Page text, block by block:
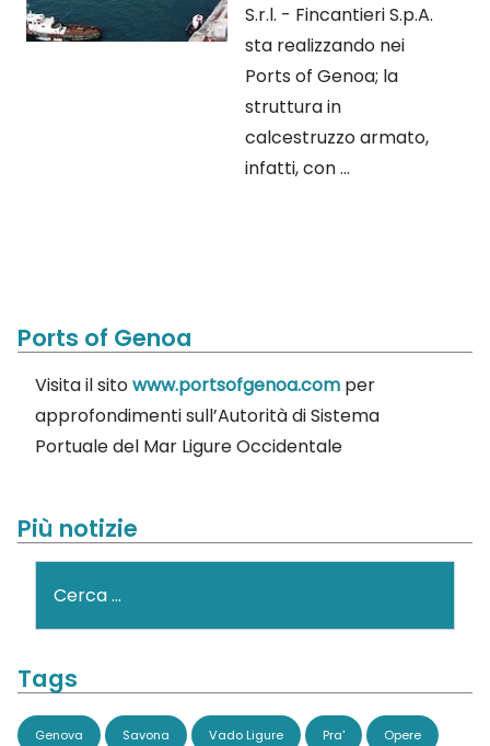
S.r.l. - Fincantieri S.p.A.
sta realizzando nei
Ports of Genoa; la
struttura in
calcestruzzo armato,
infatti, con ...
Ports of Genoa
Visita il sitowww.portsofgenoa.com per
approfondimenti sull’Autorità di Sistema
Portuale del Mar Ligure Occidentale
Più notizie
Tags
Genova Savona Vado Ligure Pra' Opere